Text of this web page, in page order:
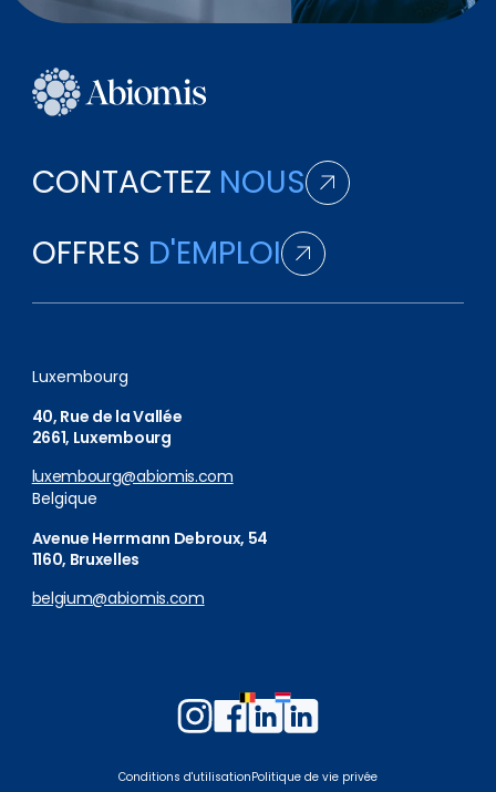
CONTACTEZ NOUS
OFFRES D'EMPLOI
Luxembourg
40, Rue de la Vallée
2661, Luxembourg
luxembourg@abiomis.com
Belgique
Avenue Herrmann Debroux, 54
1160, Bruxelles
belgium@abiomis.com
Follow
us
on
Follow
us
on
Follow
us
on
Follow
us
Conditions d'utilisationPolitique de vie privée